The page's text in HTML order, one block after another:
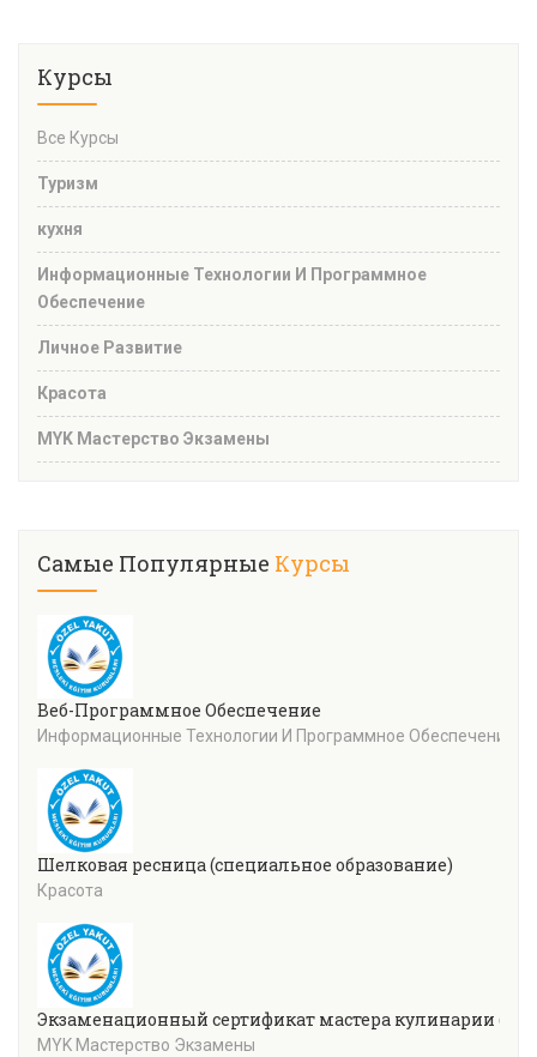
Курсы
Все Курсы
Туризм
кухня
Информационные Технологии И Программное
Обеспечение
Личное Развитие
Красота
MYK Мастерство Экзамены
Самые Популярные Курсы
Веб-Программное Обеспечение
Информационные Технологии И Программное Обеспечение
Шелковая ресница (специальное образование)
Красота
Экзаменационный сертификат мастера кулинарии
MYK Мастерство Экзамены